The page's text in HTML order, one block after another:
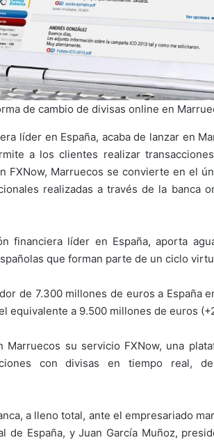
de cambio de divisas online en
líder en España, acaba de lanzar en
a los clientes realizar
FXNow, Marruecos se convierte en el
realizadas a través de la banca
financiera líder en España, aporta
que forman parte de un ciclo
de 7.300 millones de euros a España
equivalente a 9.500 millones de euros
Marruecos su servicio FXNow, una
con divisas en tiempo real,
a lleno total, ante el empresariado
de España, y Juan García Muñoz,